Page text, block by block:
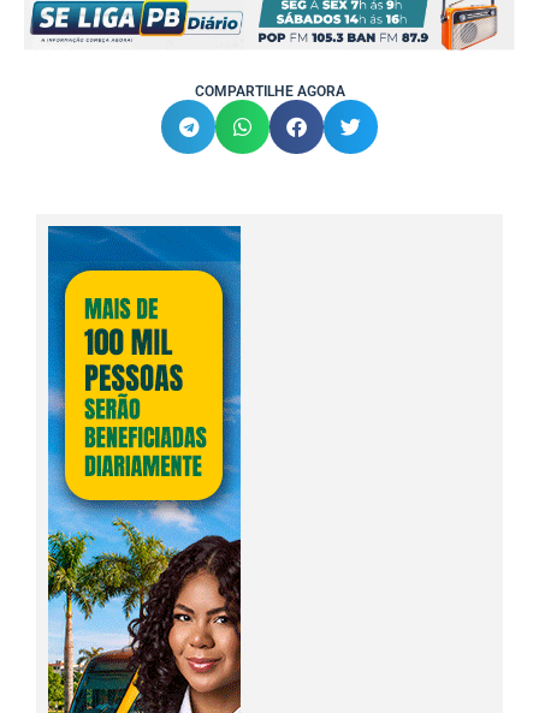
COMPARTILHE AGORA